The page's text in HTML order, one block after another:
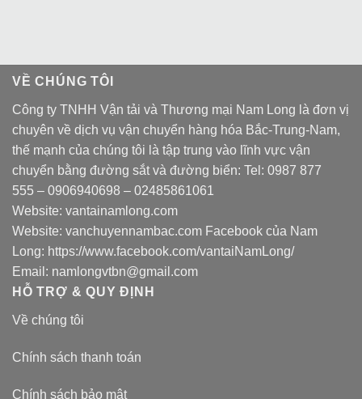
VỀ CHÚNG TÔI
Công ty TNHH Vận tải và Thương mại Nam Long là đơn vị
chuyên về dịch vụ vận chuyển hàng hóa Bắc-Trung-Nam,
thế mạnh của chúng tôi là tập trung vào lĩnh vực vận
chuyển bằng đường sắt và đường biển: Tel: 0987 877
555 – 0906940698 – 02485861061
Website: vantainamlong.com
Website: vanchuyennambac.com Facebook của Nam
Long: https://www.facebook.com/vantaiNamLong/
Email: namlongvtbn@gmail.com
HỖ TRỢ & QUY ĐỊNH
Về chúng tôi
Chính sách thanh toán
Chính sách bảo mật